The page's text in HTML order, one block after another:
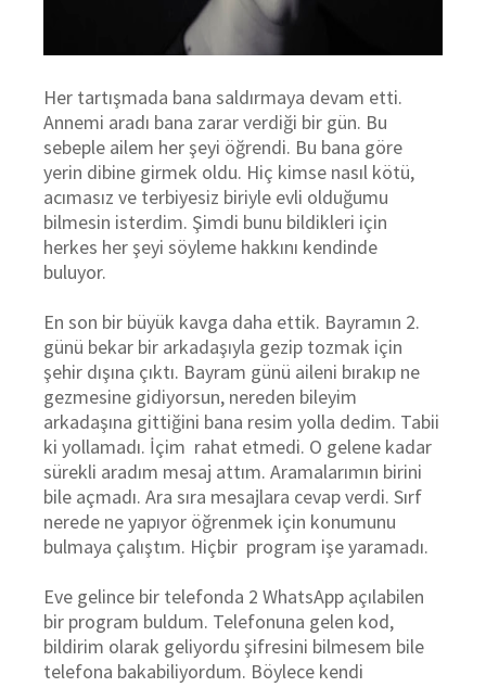
Her tartışmada bana saldırmaya devam etti.
Annemi aradı bana zarar verdiği bir gün. Bu
sebeple ailem her şeyi öğrendi. Bu bana göre
yerin dibine girmek oldu. Hiç kimse nasıl kötü,
acımasız ve terbiyesiz biriyle evli olduğumu
bilmesin isterdim. Şimdi bunu bildikleri için
herkes her şeyi söyleme hakkını kendinde
buluyor.
En son bir büyük kavga daha ettik. Bayramın 2.
günü bekar bir arkadaşıyla gezip tozmak için
şehir dışına çıktı. Bayram günü aileni bırakıp ne
gezmesine gidiyorsun, nereden bileyim
arkadaşına gittiğini bana resim yolla dedim. Tabii
ki yollamadı. İçim rahat etmedi. O gelene kadar
sürekli aradım mesaj attım. Aramalarımın birini
bile açmadı. Ara sıra mesajlara cevap verdi. Sırf
nerede ne yapıyor öğrenmek için konumunu
bulmaya çalıştım. Hiçbir program işe yaramadı.
Eve gelince bir telefonda 2 WhatsApp açılabilen
bir program buldum. Telefonuna gelen kod,
bildirim olarak geliyordu şifresini bilmesem bile
telefona bakabiliyordum. Böylece kendi